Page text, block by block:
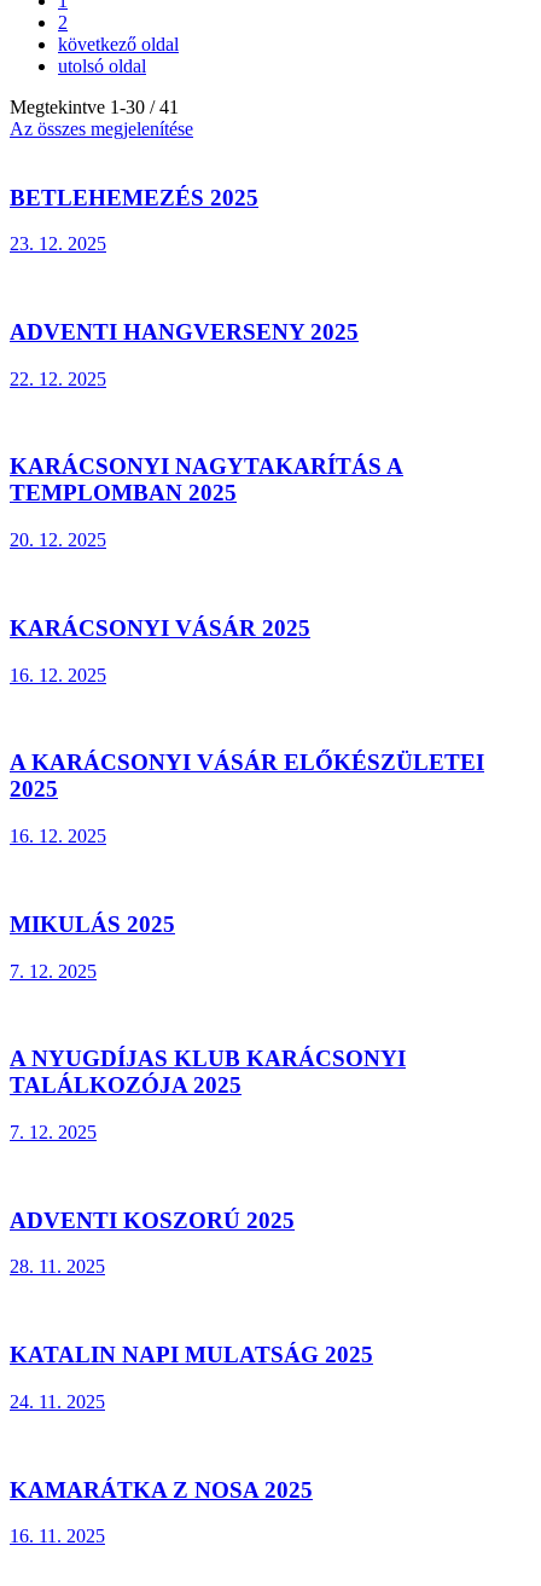
2
következő oldal
utolsó oldal
Megtekintve 1-30 / 41
Az összes megjelenítése
BETLEHEMEZÉS 2025
23. 12. 2025
ADVENTI HANGVERSENY 2025
22. 12. 2025
KARÁCSONYI NAGYTAKARÍTÁS A
TEMPLOMBAN 2025
20. 12. 2025
KARÁCSONYI VÁSÁR 2025
16. 12. 2025
A KARÁCSONYI VÁSÁR ELŐKÉSZÜLETEI
2025
16. 12. 2025
MIKULÁS 2025
7. 12. 2025
A NYUGDÍJAS KLUB KARÁCSONYI
TALÁLKOZÓJA 2025
7. 12. 2025
ADVENTI KOSZORÚ 2025
28. 11. 2025
KATALIN NAPI MULATSÁG 2025
24. 11. 2025
KAMARÁTKA Z NOSA 2025
16. 11. 2025